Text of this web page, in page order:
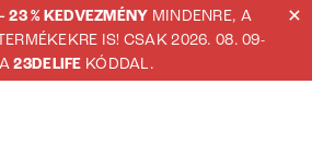
23 % KEDVEZMÉNY MINDENRE, A
IS! CSAK 2026. 08. 09-
23DELIFE KÓDDAL.